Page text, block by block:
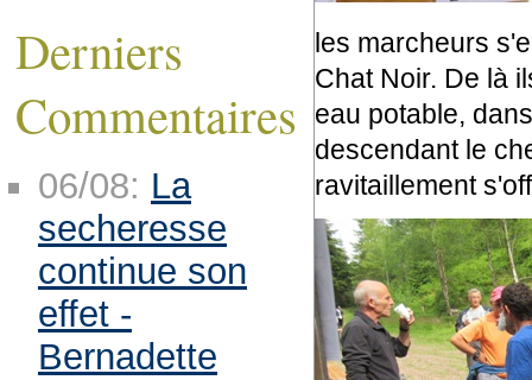
les marcheurs
Chat Noir. De là
eau potable,
descendant le
ravitaillement
Derniers
Commentaires
06/08: La
secheresse
continue son
effet -
Bernadette